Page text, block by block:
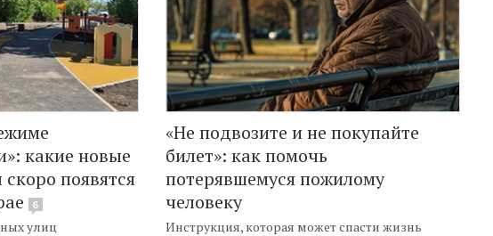
какие новые
появятся
6
улиц
«Не подвозите и не покупайте
билет»: как помочь
потерявшемуся пожилому
человеку
Инструкция, которая может спасти жизнь